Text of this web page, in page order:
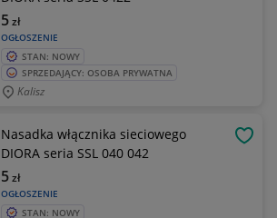
OGŁOSZENIE
5zł
STAN: NOWY
SPRZEDAJĄCY: OSOBA PRYWATNA
Kalisz
Nasadka włącznika sieciowego
DIORA seria SSL 040 042
OGŁOSZENIE
5zł
STAN: NOWY